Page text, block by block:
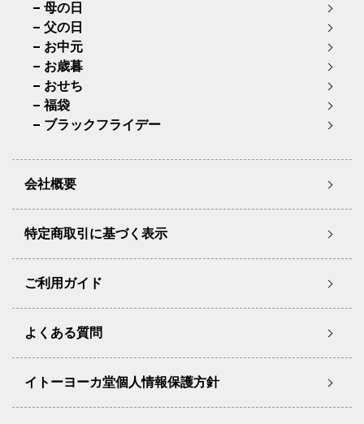
母の日
父の日
お中元
お歳暮
おせち
福袋
ブラックフライデー
会社概要
特定商取引に基づく表示
ご利用ガイド
よくある質問
イトーヨーカ堂個人情報保護方針